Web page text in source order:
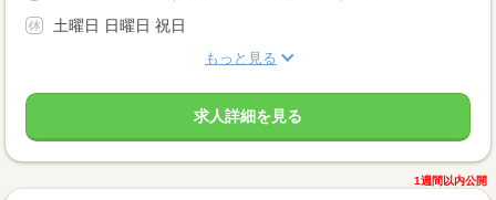
土曜日 日曜日 祝日
もっと見る
求人詳細を見る
1週間以内公開